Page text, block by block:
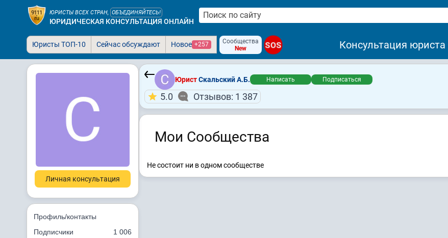
ЮРИСТЫ ВСЕХ СТРАН, ОБЪЕДИНЯЙТЕСЬ!
ЮРИДИЧЕСКАЯ КОНСУЛЬТАЦИЯ ОНЛАЙН
Юристы ТОП-10 Сейчас обсуждают Новое +257
Сообщества
New
SOS Консультация юриста
Личная консультация
Профиль/контакты
Подписчики
1 006
ЮристСкальский А.Б. Написать Подписаться
5.0 Отзывов: 1 387
Мои Сообщества
Не состоит ни в одном сообществе